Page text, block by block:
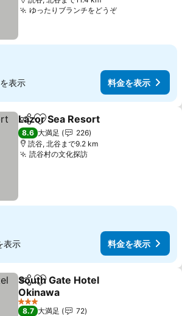
ゆったりブランチをどうぞ料金を表示
表示 料金を表示
シェアお気に入りに追加
Lazor Sea Resort
8.6 大満足
226
読谷, 北谷まで9.2 km
読谷村の文化探訪料金を表示
表示 料金を表示
シェアお気に入りに追加
South Gate Hotel
Okinawa
料金を表示
3 ホテルのランク
8.7 大満足
72